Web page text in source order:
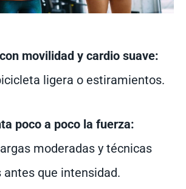
movilidad y cardio suave:
ligera o estiramientos.
poco a poco la fuerza:
moderadas y técnicas
antes que intensidad.